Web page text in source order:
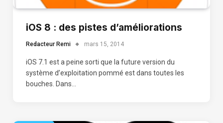
iOS 8 : des pistes d’améliorations
Redacteur Remi mars 15, 2014
iOS 7.1 est a peine sorti que la future version du
système d’exploitation pommé est dans toutes les
bouches. Dans…